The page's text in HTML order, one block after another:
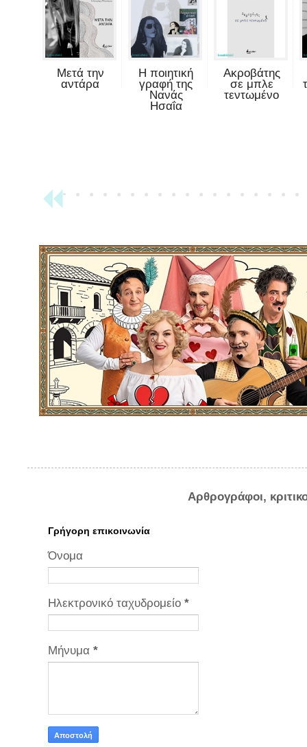
Μετά την
αντάρα
Η ποιητική
γραφή της
Νανάς
Ησαΐα
Ακροβάτης
σε μπλε
τεντωμένο
Αρθρογράφοι,
Γρήγορη επικοινωνία
Όνομα
Ηλεκτρονικό ταχυδρομείο *
Μήνυμα *